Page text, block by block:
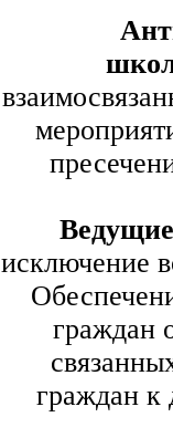
исключение
граждан
граждан к